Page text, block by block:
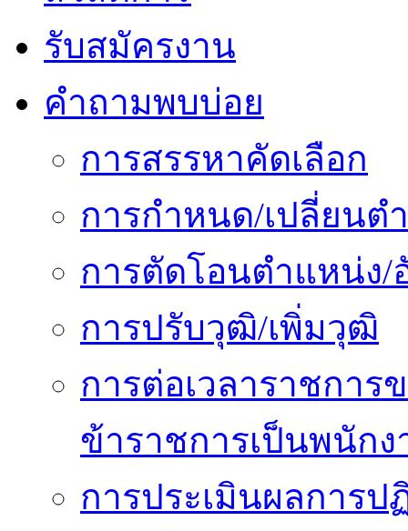
รับสมัครงาน
คำถามพบบ่อย
การสรรหาคัดเลือก
การกำหนด/เปลี่ยนต
การตัดโอนตำแหน่ง/
การปรับวุฒิ/เพิ่มวุฒิ
การต่อเวลาราชการ
ข้าราชการเป็นพนักง
การประเมินผลการป